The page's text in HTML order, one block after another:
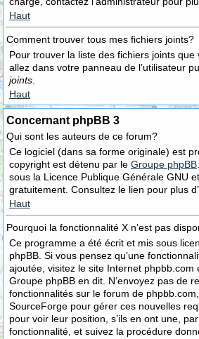
Haut
Comment trouver tous mes fichiers joints?
Pour trouver la liste des fichiers joints que
allez dans votre panneau de l’utilisateur
joints
Haut
Concernant phpBB 3
Qui sont les auteurs de ce forum?
Ce logiciel (dans sa forme originale) est
copyright est détenu par le Groupe phpBB
sous la Licence Publique Générale GNU
gratuitement. Consultez le lien pour plus
Haut
Pourquoi la fonctionnalité X n’est pas
Ce programme a été écrit et mis sous
phpBB. Si vous pensez qu’une
ajoutée, visitez le site Internet phpbb.com
Groupe phpBB en dit. N’envoyez pas de
fonctionnalités sur le forum de
SourceForge pour gérer ces nouvelles
pour voir leur position, s’ils en ont une,
fonctionnalité, et suivez la procédure